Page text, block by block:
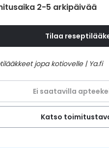
2-5 arkipäivää
Tilaa
Ei saatavilla
Katso